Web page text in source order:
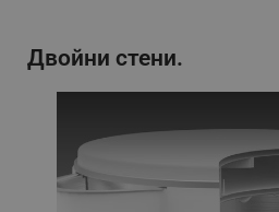
Двойни стени.